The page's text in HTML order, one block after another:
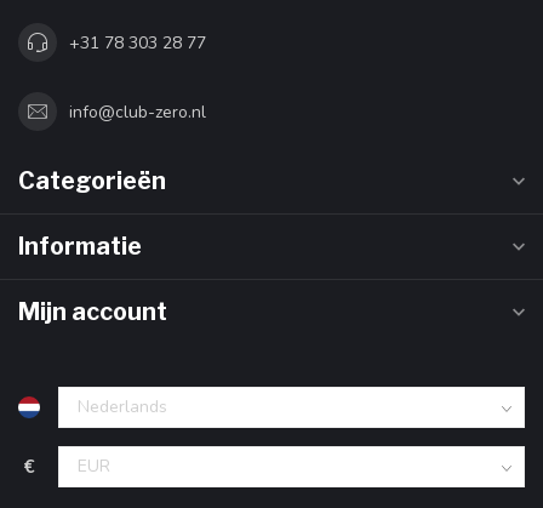
+31 78 303 28 77
info@club-zero.nl
Categorieën
Informatie
Mijn account
€